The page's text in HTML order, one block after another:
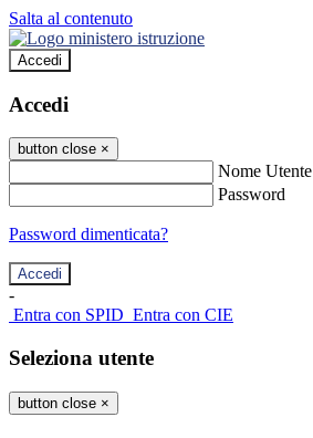
Salta al contenuto
Accedi
Accedi
button close ×
Nome Utente
Password
Password dimenticata?
-
Entra con SPID Entra con CIE
Seleziona utente
button close ×